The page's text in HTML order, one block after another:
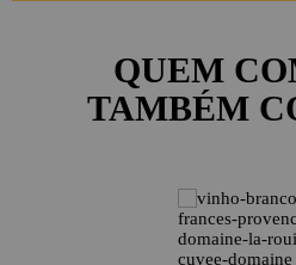
QUEM
TAMBÉM